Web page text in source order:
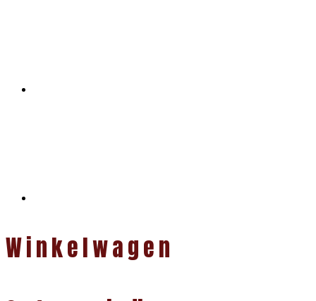
Winkelwagen